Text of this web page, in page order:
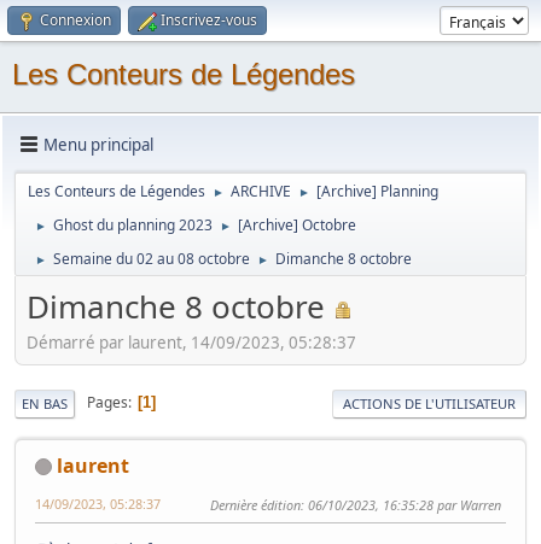
Connexion Inscrivez-vous
Les Conteurs de Légendes
Menu principal
Les Conteurs de Légendes ► ARCHIVE ► [Archive] Planning
► Ghost du planning 2023 ► [Archive] Octobre
► Semaine du 02 au 08 octobre ► Dimanche 8 octobre
Dimanche 8 octobre
Démarré par laurent, 14/09/2023, 05:28:37
EN BAS Pages 1 ACTIONS DE L'UTILISATEUR
laurent
14/09/2023, 05:28:37 Dernière édition: 06/10/2023, 16:35:28 par Warren